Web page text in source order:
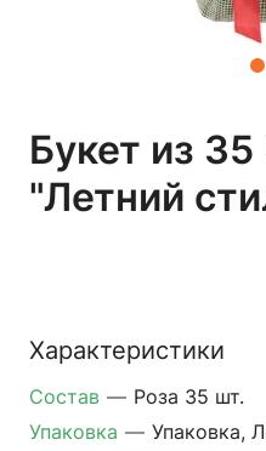
Букет из
"Летний
Характеристики
Состав — Роза 35 шт.
Упаковка — Упаковка,